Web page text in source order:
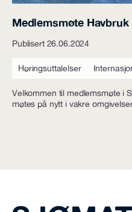
Medlemsmøte
Publisert 26.06.2024
Høringsuttalelser
Velkommen til medlemsmøte i
møtes på nytt i vakre